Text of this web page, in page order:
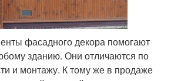
фасадного декора помогают
зданию. Они отличаются по
и монтажу. К тому же в продаже